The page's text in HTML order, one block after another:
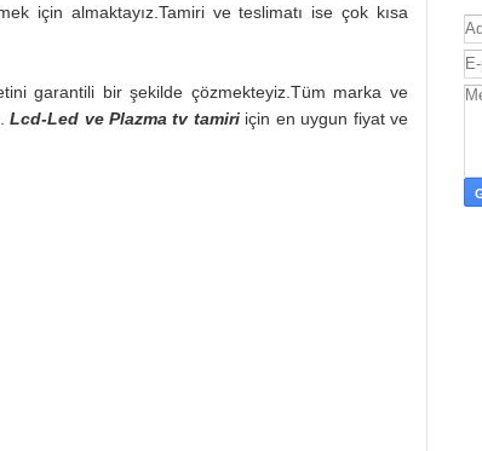
için almaktayız.Tamiri ve teslimatı ise çok kısa
garantili bir şekilde çözmekteyiz.Tüm marka ve
Lcd-Led ve Plazma tv tamiriiçin en uygun fiyat ve